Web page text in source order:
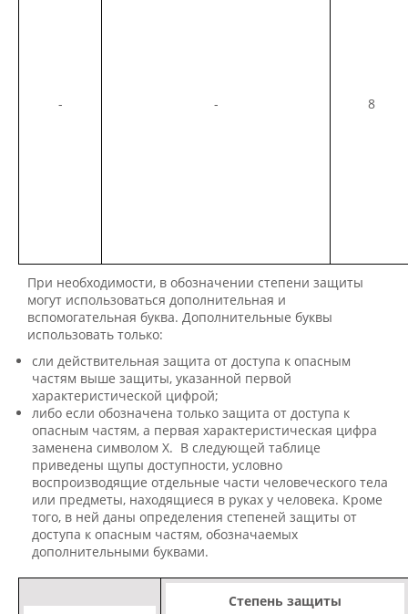
- - 8
При необходимости, в обозначении степени защиты
могут использоваться дополнительная и
вспомогательная буква. Дополнительные буквы
использовать только:
сли действительная защита от доступа к опасным
частям выше защиты, указанной первой
характеристической цифрой;
либо если обозначена только защита от доступа к
опасным частям, а первая характеристическая цифра
заменена символом X. В следующей таблице
приведены щупы доступности, условно
воспроизводящие отдельные части человеческого тела
или предметы, находящиеся в руках у человека. Кроме
того, в ней даны определения степеней защиты от
доступа к опасным частям, обозначаемых
дополнительными буквами.
Степень защиты